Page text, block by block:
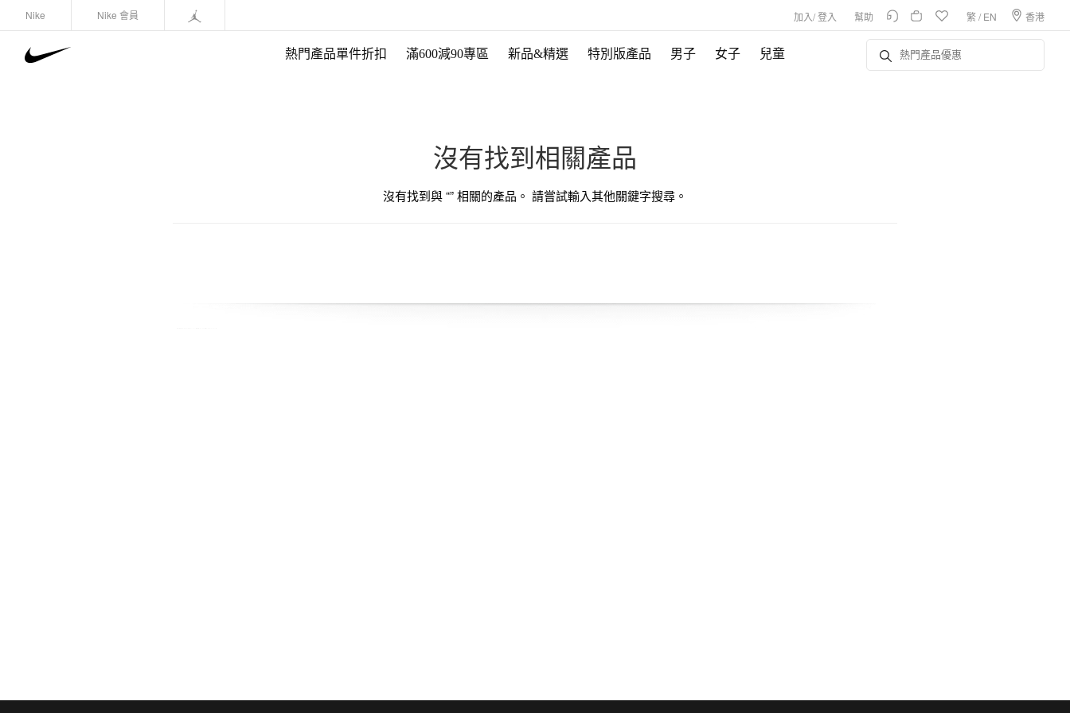
Nike Nike 會員 加入/登入 幫助 繁/ EN 香港
熱門產品單件折扣 滿600減90專區 新品&精選 特別版產品 男子 女子 兒童
沒有找到相關產品
沒有找到與 “” 相關的產品。 請嘗試輸入其他關鍵字搜尋。